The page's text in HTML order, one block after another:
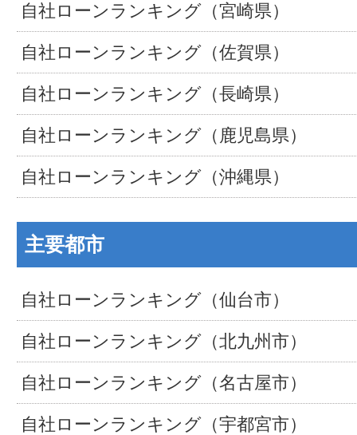
自社ローンランキング（宮崎県）
自社ローンランキング（佐賀県）
自社ローンランキング（長崎県）
自社ローンランキング（鹿児島県）
自社ローンランキング（沖縄県）
主要都市
自社ローンランキング（仙台市）
自社ローンランキング（北九州市）
自社ローンランキング（名古屋市）
自社ローンランキング（宇都宮市）